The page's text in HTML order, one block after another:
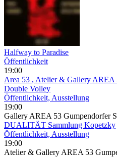
Halfway to Paradise
Öffentlichkeit
19:00
Area 53 , Atelier & Gallery AREA
Double Volley
Öffentlichkeit, Ausstellung
19:00
Gallery AREA 53 Gumpendorfer
DUALITÄT Sammlung Kopetzky
Öffentlichkeit, Ausstellung
19:00
Atelier & Gallery AREA 53